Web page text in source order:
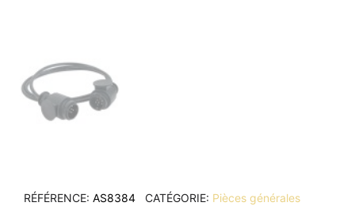
RÉFÉRENCE AS8384 CATÉGORIE Pièces générales